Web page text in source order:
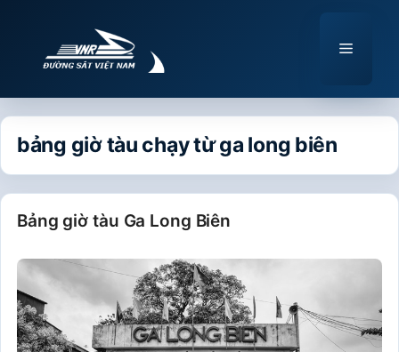
Menu
bảng giờ tàu chạy từ ga long biên
Bảng giờ tàu Ga Long Biên